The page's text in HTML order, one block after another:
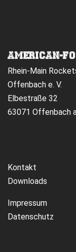
AMERICAN-
Rhein-Main
Offenbach e. V.
Elbestraße 32
63071 Offenbach
Kontakt
Downloads
Impressum
Datenschutz